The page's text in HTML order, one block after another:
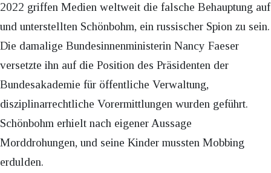
2022 griffen Medien weltweit die falsche Behauptung auf
und unterstellten Schönbohm, ein russischer Spion zu sein.
Die damalige Bundesinnenministerin Nancy Faeser
versetzte ihn auf die Position des Präsidenten der
Bundesakademie für öffentliche Verwaltung,
disziplinarrechtliche Vorermittlungen wurden geführt.
Schönbohm erhielt nach eigener Aussage
Morddrohungen, und seine Kinder mussten Mobbing
erdulden.